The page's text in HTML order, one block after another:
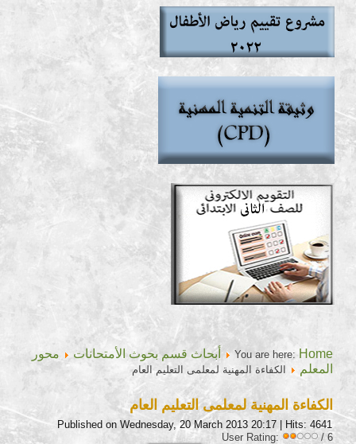
You are here: Home أبحاث قسم بحوث الأمتحانات
محور
المعلم
الكفاءة المهنية لمعلمى التعليم العام
الكفاءة المهنية لمعلمى التعليم العام
Published on Wednesday, 20 March 2013 20:17| Hits: 4641
User Rating:
/ 6